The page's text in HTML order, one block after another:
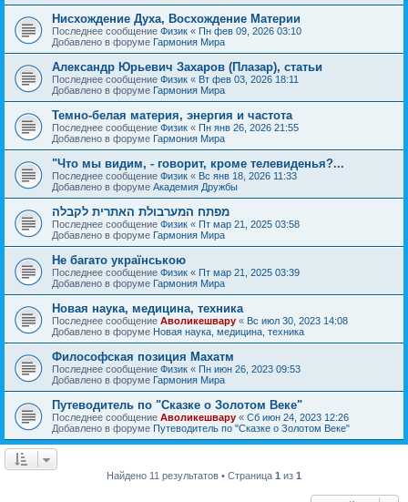
Нисхождение Духа, Восхождение Материи
Последнее сообщение Физик « Пн фев 09, 2026 03:10
Добавлено в форуме Гармония Мира
Александр Юрьевич Захаров (Плазар), статьи
Последнее сообщение Физик « Вт фев 03, 2026 18:11
Добавлено в форуме Гармония Мира
Темно-белая материя, энергия и частота
Последнее сообщение Физик « Пн янв 26, 2026 21:55
Добавлено в форуме Гармония Мира
"Что мы видим, - говорит, кроме телевиденья?...
Последнее сообщение Физик « Вс янв 18, 2026 11:33
Добавлено в форуме Академия Дружбы
מפתח המערבולת האתרית לקבלה
Последнее сообщение Физик « Пт мар 21, 2025 03:58
Добавлено в форуме Гармония Мира
Не багато українською
Последнее сообщение Физик « Пт мар 21, 2025 03:39
Добавлено в форуме Гармония Мира
Новая наука, медицина, техника
Последнее сообщение Аволикешвару « Вс июл 30, 2023 14:08
Добавлено в форуме Новая наука, медицина, техника
Философская позиция Махатм
Последнее сообщение Физик « Пн июн 26, 2023 09:53
Добавлено в форуме Гармония Мира
Путеводитель по "Сказке о Золотом Веке"
Последнее сообщение Аволикешвару « Сб июн 24, 2023 12:26
Добавлено в форуме Путеводитель по "Сказке о Золотом Веке"
Найдено 11 результатов • Страница 1 из 1